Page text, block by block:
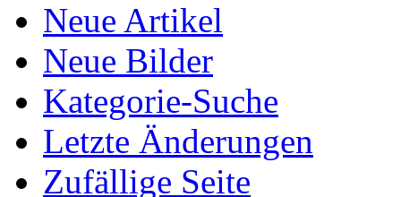
Neue Artikel
Neue Bilder
Kategorie-Suche
Letzte Änderungen
Zufällige Seite